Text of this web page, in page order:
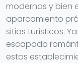
modernas y bien
aparcamiento
sitios turísticos.
escapada
estos